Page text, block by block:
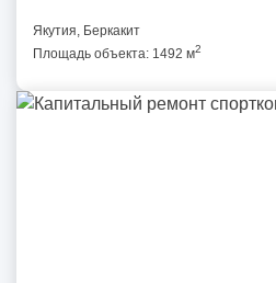
Якутия, Беркакит
Площадь объекта: 1492 м2